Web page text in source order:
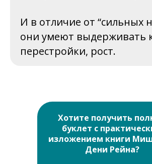
И в отличие от “сильных
они умеют выдерживать
перестройки, рост.
Хотите получить
буклет с
изложением книги
Дени Рейна?